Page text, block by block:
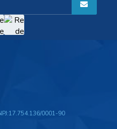
17.754.136/0001-90